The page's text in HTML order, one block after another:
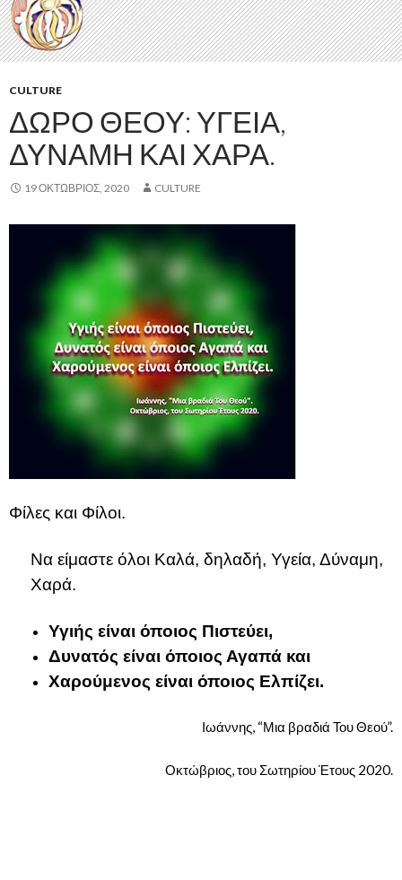
CULTURE
ΔΏΡΟ ΘΕΟΎ: ΥΓΕΊΑ,
ΔΎΝΑΜΗ ΚΑΙ ΧΑΡΆ.
19 ΟΚΤΏΒΡΙΟΣ, 2020 CULTURE
Φίλες και Φίλοι.
Να είμαστε όλοι Καλά, δηλαδή, Υγεία, Δύναμη,
Χαρά.
Υγιής είναι όποιος Πιστεύει,
Δυνατός είναι όποιος Αγαπά και
Χαρούμενος είναι όποιος Ελπίζει.
Ιωάννης, “Μια βραδιά Του Θεού”.
Οκτώβριος, του Σωτηρίου Έτους 2020.